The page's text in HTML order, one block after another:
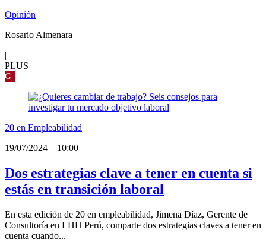
Opinión
Rosario Almenara
|
PLUS
G
20 en Empleabilidad
19/07/2024
10:00
Dos estrategias clave a tener en cuenta si
estás en transición laboral
En esta edición de 20 en empleabilidad, Jimena Díaz, Gerente de
Consultoría en LHH Perú, comparte dos estrategias claves a tener en
cuenta cuando...